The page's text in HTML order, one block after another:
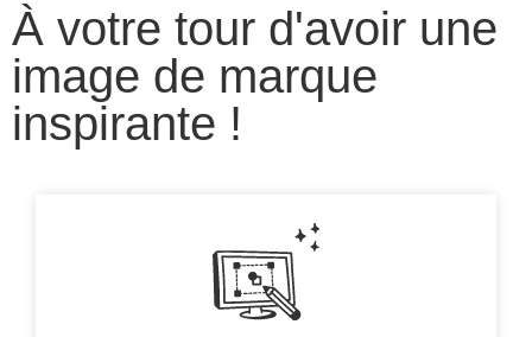
À votre tour d'avoir une
image de marque
inspirante !